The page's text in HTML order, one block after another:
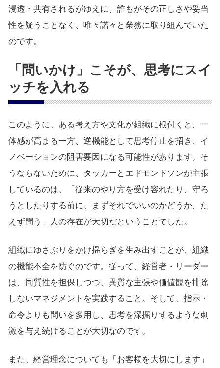
浸透・共有されるがゆえに、誰もがその正しさや妥当
性を疑うことなく、唯々諾々と業務に取り組んでいた
のです。
「問いかけ」こそが、思考にスイ
ッチを入れる
このように、ある考え方や文化が組織に根付くと、一
体感が高まる一方、逆機能として思考停止を招き、イ
ノベーションの阻害要因になる可能性があります。そ
うならないために、タッカーとエドモンドソンが主張
しているのは、「従来のやり方を受け容れたり、守ろ
うとしたりする前に、まずそれでいいのかどうか、た
えず問う」人の存在が大切だということでした。
組織にゆさぶりをかけ揺らぎを生み出すことが、組織
の機能不全を防ぐのです。従って、経営者・リーダー
は、同質性を担保しつつ、異質な主張や価値観を排除
しないマネジメントを実践すること。そして、指示・
命令よりも問いを多用し、思考を深掘りするような刺
激を与え続けることが大切なのです。
また、経営理念についても「お客様を大切にします」